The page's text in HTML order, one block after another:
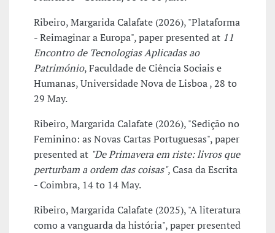
Ribeiro, Margarida Calafate (2026), "Plataforma
- Reimaginar a Europa", paper presented at 11
Encontro de Tecnologias Aplicadas ao
Património, Faculdade de Ciência Sociais e
Humanas, Universidade Nova de Lisboa , 28 to
29 May.
Ribeiro, Margarida Calafate (2026), "Sedição no
Feminino: as Novas Cartas Portuguesas", paper
presented at "De Primavera em riste: livros que
perturbam a ordem das coisas", Casa da Escrita
- Coimbra, 14 to 14 May.
Ribeiro, Margarida Calafate (2025), "A literatura
como a vanguarda da história", paper presented